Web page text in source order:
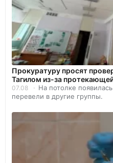
Прокуратуру просят
Тагилом из-за
07.08
На потолке
перевели в другие группы.